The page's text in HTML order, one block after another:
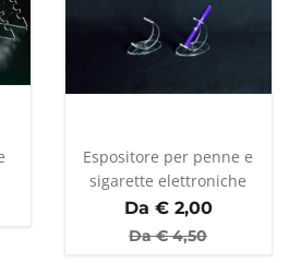
Espositore per penne e
sigarette elettroniche
Da €2,00
Da €4,50